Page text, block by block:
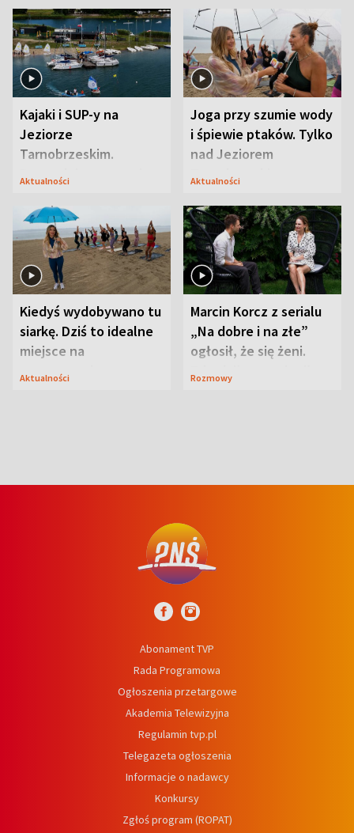
Kajaki i SUP-y na
Jeziorze
Tarnobrzeskim.
Przyrodnicy zwracają
Aktualności
Joga przy szumie wody
i śpiewie ptaków. Tylko
nad Jeziorem
Tarnobrzeskim
Aktualności
Kiedyś wydobywano tu
siarkę. Dziś to idealne
miejsce na
wypoczynek
Aktualności
Marcin Korcz z serialu
„Na dobre i na złe”
ogłosił, że się żeni.
Zdradził, co zmienił
Rozmowy
Abonament TVP
Rada Programowa
Ogłoszenia przetargowe
Akademia Telewizyjna
Regulamin tvp.pl
Telegazeta ogłoszenia
Informacje o nadawcy
Konkursy
Zgłoś program (ROPAT)